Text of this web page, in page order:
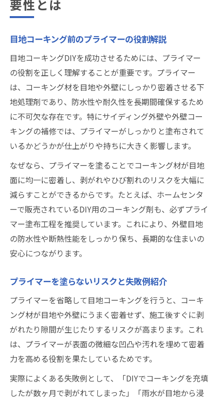
要性とは
目地コーキング前のプライマーの役割解説
目地コーキングDIYを成功させるためには、プライマー
の役割を正しく理解することが重要です。プライマー
は、コーキング材を目地や外壁にしっかり密着させる下
地処理剤であり、防水性や耐久性を長期間確保するため
に不可欠な存在です。特にサイディング外壁や外壁コー
キングの補修では、プライマーがしっかりと塗布されて
いるかどうかが仕上がりや持ちに大きく影響します。
なぜなら、プライマーを塗ることでコーキング材が目地
面に均一に密着し、剥がれやひび割れのリスクを大幅に
減らすことができるからです。たとえば、ホームセンタ
ーで販売されているDIY用のコーキング剤も、必ずプライ
マー塗布工程を推奨しています。これにより、外壁目地
の防水性や断熱性能をしっかり保ち、長期的な住まいの
安心につながります。
プライマーを塗らないリスクと失敗例紹介
プライマーを省略して目地コーキングを行うと、コーキ
ング材が目地や外壁にうまく密着せず、施工後すぐに剥
がれたり隙間が生じたりするリスクが高まります。これ
は、プライマーが表面の微細な凹凸や汚れを埋めて密着
力を高める役割を果たしているためです。
実際によくある失敗例として、「DIYでコーキングを充填
したが数ヶ月で剥がれてしまった」「雨水が目地から浸